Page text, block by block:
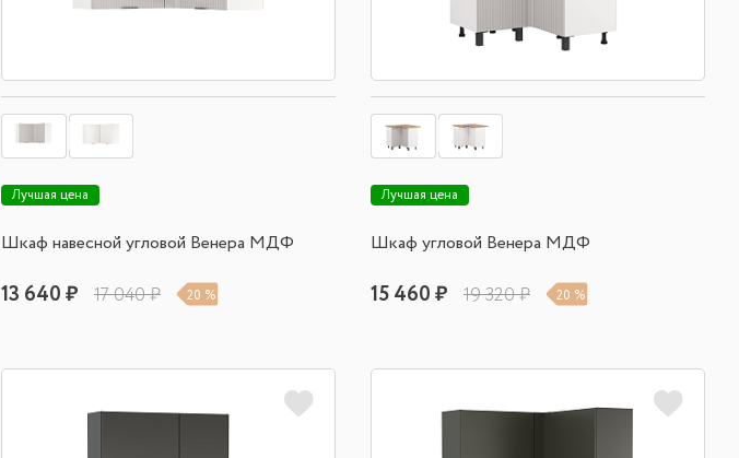
Лучшая цена
Шкаф навесной угловой Венера МДФ
13 640 ₽ 17 040 ₽ 20 %
Лучшая цена
Шкаф угловой Венера МДФ
15 460 ₽ 19 320 ₽ 20 %